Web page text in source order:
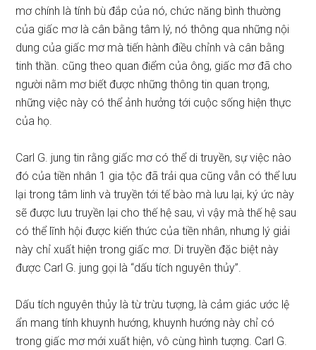
mơ chính là tính bù đắp của nó, chức năng bình thường
của giấc mơ là cân bằng tâm lý, nó thông qua những nội
dung của giấc mơ mà tiến hành điều chỉnh và cân bằng
tinh thần. cũng theo quan điểm của ông, giấc mơ đã cho
người nằm mơ biết được những thông tin quan trọng,
những việc này có thể ảnh hưởng tới cuộc sống hiện thực
của họ.
Carl G. jung tin rằng giấc mơ có thể di truyền, sự việc nào
đó của tiền nhân 1 gia tộc đã trải qua cũng vẫn có thể lưu
lại trong tâm linh và truyền tới tế bào mà lưu lại, ký ức này
sẽ được lưu truyền lại cho thế hệ sau, vì vậy mà thế hệ sau
có thể lĩnh hội được kiến thức của tiền nhân, nhưng lý giải
này chỉ xuất hiện trong giấc mơ. Di truyền đặc biệt này
được Carl G. jung gọi là “dấu tích nguyên thủy”.
Dấu tích nguyên thủy là từ trừu tượng, là cảm giác ước lệ
ẩn mang tính khuynh hướng, khuynh hướng này chỉ có
trong giấc mơ mới xuất hiện, vô cùng hình tượng. Carl G.